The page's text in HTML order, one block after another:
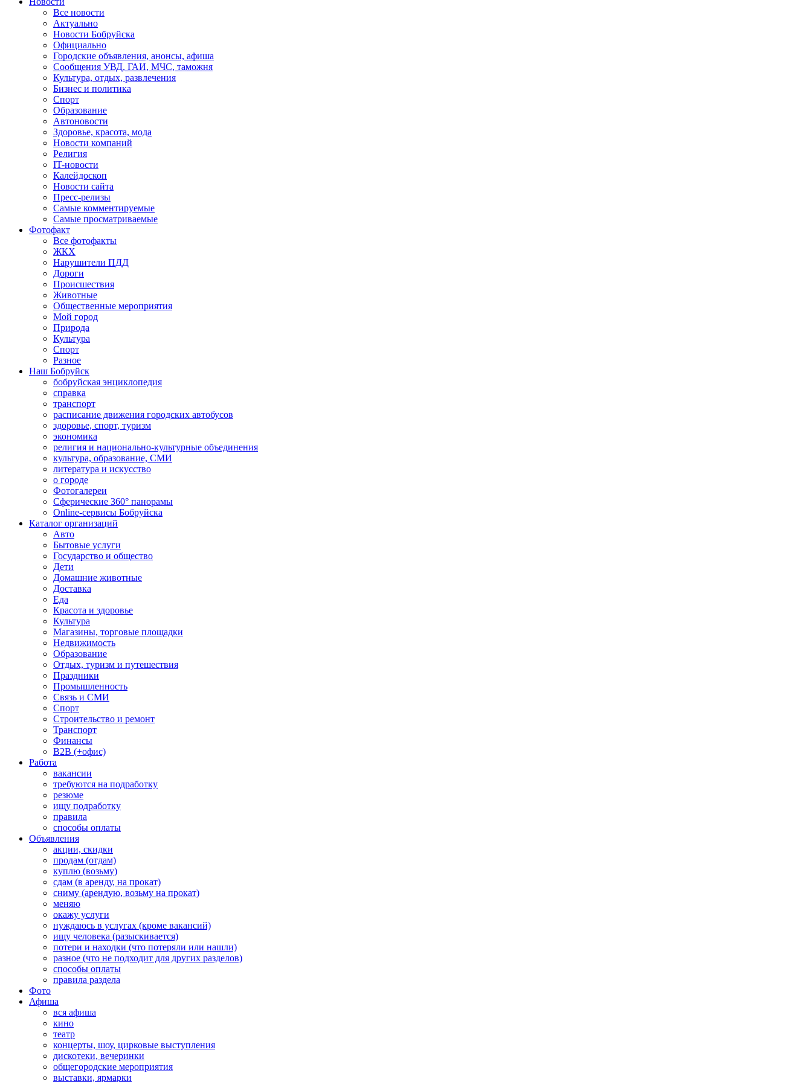
Все новости
Актуально
Новости Бобруйска
Официально
Городские объявления, анонсы, афиша
Сообщения УВД, ГАИ, МЧС, таможня
Культура, отдых, развлечения
Бизнес и политика
Спорт
Образование
Автоновости
Здоровье, красота, мода
Новости компаний
Религия
IT-новости
Калейдоскоп
Новости сайта
Пресс-релизы
Самые комментируемые
Самые просматриваемые
Фотофакт
Все фотофакты
ЖКХ
Нарушители ПДД
Дороги
Происшествия
Животные
Общественные мероприятия
Мой город
Природа
Культура
Спорт
Разное
Наш Бобруйск
бобруйская энциклопедия
справка
транспорт
расписание движения городских автобусов
здоровье, спорт, туризм
экономика
религия и национально-культурные объединения
культура, образование, СМИ
литература и искусство
о городе
Фотогалереи
Сферические 360° панорамы
Online-сервисы Бобруйска
Каталог организаций
Авто
Бытовые услуги
Государство и общество
Дети
Домашние животные
Доставка
Еда
Красота и здоровье
Культура
Магазины, торговые площадки
Недвижимость
Образование
Отдых, туризм и путешествия
Праздники
Промышленность
Связь и СМИ
Спорт
Строительство и ремонт
Транспорт
Финансы
B2B (+офис)
Работа
вакансии
требуются на подработку
резюме
ищу подработку
правила
способы оплаты
Объявления
акции, скидки
продам (отдам)
куплю (возьму)
сдам (в аренду, на прокат)
сниму (арендую, возьму на прокат)
меняю
окажу услуги
нуждаюсь в услугах (кроме вакансий)
ищу человека (разыскивается)
потери и находки (что потеряли или нашли)
разное (что не подходит для других разделов)
способы оплаты
правила раздела
Фото
Афиша
вся афиша
кино
театр
концерты, шоу, цирковые выступления
дискотеки, вечеринки
общегородские мероприятия
выставки, ярмарки